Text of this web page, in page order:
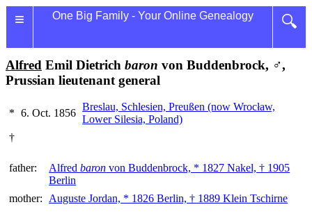
≡ 🔍
One Big Family - Your Online Genealogy
Alfred Emil Dietrich baron von Buddenbrock, ♂,
Prussian lieutenant general
* 6. Oct. 1856
Breslau, Schlesien, Preußen (now Wrocław,
Lower Silesia, Poland)
†
father: Alfredbaron von Buddenbrock, * 1827 Nakel, † 1905
Berlin
mother:
Auguste Jordan, * 1826 Berlin, † 1889 Klein Tschirne